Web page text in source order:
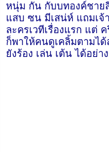
หนุ่ม กัน กับบทองค์ชาย
แสบ ซน มีเสน่ห์ แถมเจ้
ละครเวทีเรื่องแรก แต่
ก็พาให้คนดูเคลิ้มตามไ
ยังร้อง เล่น เต้น ได้อย่า